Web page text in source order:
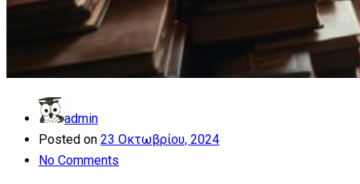
admin
Posted on 23 Οκτωβρίου, 2024
No Comments